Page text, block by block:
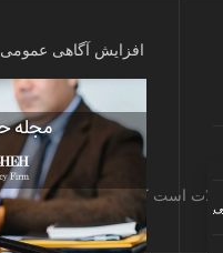
افزایش آگاهی
است که به‌عنوان اثبات